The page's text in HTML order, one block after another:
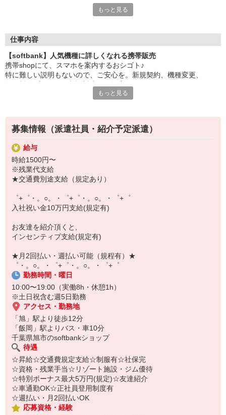
シエロのスタッフは9割が未経験スタート。
ずっと先まで役に立ちます！
丁寧な研修もあるので、
みなさんから働きやすいと好評です♪
最新アプリ事情やお得なプラン、
スマホの裏ワザを学べるチャンス♪
￣￣￣￣￣￣￣￣￣￣￣
▼オフィスワーク
事務、経理、データ入力、コールセンター、受付
▼工場・製造・軽作業系
機械/食品製造・梱包・仕分け・加工・組立・検査
▼美容系
眉毛サロンのアイブロウ・ネイリスト・エステ
▼営業・販売
法人営業・アパレル販売・個別指導塾・人材紹介
▼人気案件も多数♪
短期・期間限定・オープニング・官公庁案件
上場/優良/大手企業など
【スマホ面接実施中】
￣￣￣￣￣￣￣￣￣
自宅に居ながらスマホでカンタン面接OK！
オンライン面談なのでスピード対応。
もっと見る
仕事内容
【softbank】人気機種に詳しくなれる携帯販売
携帯shopにて、スマホを案内するおシゴト♪
特に難しい説明もないので、ご安心を。新規契約、機種変更、
満足度◎
■携帯やインターネット販売業務
docomo(ドコモ)/au(エーユー)・KDDI/softbank(ソフトバンク)など
の大手キャリアから
ワイモバイル(Y!mobille)、楽天モバイル、UQなど格安スマホまで幅
広く紹介可能♪
もっと見る
募集情報（派遣社員・紹介予定派遣）
給与
時給1500円〜
※残業代支給
★交通費別途支給（規定あり）
゜+゜・。○。・゜+゜・。○。・゜+゜
入社祝い金10万円支給(規定有)
お友達を紹介頂くと,
インセンティブ支給(規定有)
★月2回払い・週払い可能（規程有）★
゜・。○。・゜+゜・。○。・゜+゜
勤務時間・曜日
10:00〜19:00（実働8h・休憩1h）
※土日祝含む週5日勤務
アクセス・勤務地
「旭」駅より徒歩12分
「飯岡」駅よりバス・車10分
千葉県旭市のsoftbankショップ
待遇
☆昇給☆交通費規定支給☆制服有☆社保完
☆資格・残業手当☆リゾート施設・ジム優待
☆特別ボーナス最大5万円(規定)☆友達紹介
☆車通勤OK☆正社員登用制度有
☆週払い・月2回払いOK
応募資格・経験